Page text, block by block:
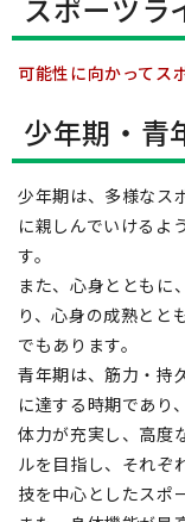
スポーツラ
可能性に向かってス
少年期・青
少年期は、多様なス
に親しんでいけるよ
す。
また、心身とともに
り、心身の成熟とと
でもあります。
青年期は、筋力・持
に達する時期であり
体力が充実し、高度
ルを目指し、それぞ
技を中心としたスポ